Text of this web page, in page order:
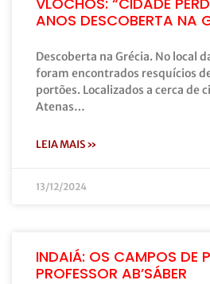
ANOS DESCOBERTA NA
Descoberta na Grécia. No local
foram encontrados resquícios
portões. Localizados a cerca de
Atenas…
LEIA MAIS »
13/12/2024
INDAIÁ: OS CAMPOS DE
PROFESSOR AB’SÁBER